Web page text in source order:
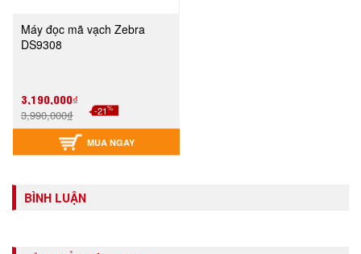
Máy đọc mã vạch Zebra
DS9308
3,190,000₫
3,990,000₫ -21%
MUA NGAY
BÌNH LUẬN